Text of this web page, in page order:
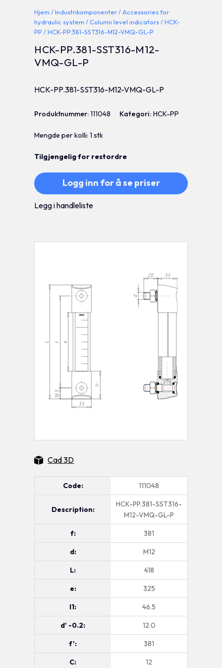
Hjem /Industrikomponenter/ Accessories for
hydraulic system /Column level indicators/HCK-
PP / HCK-PP.381-SST316-M12-VMQ-GL-P
HCK-PP.381-SST316-M12-
VMQ-GL-P
HCK-PP.381-SST316-M12-VMQ-GL-P
Produktnummer:111048 Kategori:HCK-PP
Mengde per kolli: 1 stk
Tilgjengelig for restordre
Logg inn for å se priser
Legg i handleliste
Code: 111048
Description:
HCK-PP.381-SST316-
M12-VMQ-GL-P
f: 381
d: M12
L: 418
e: 325
l1: 46.5
d' -0.2: 12.0
f': 381
C: 12
Cad 3D